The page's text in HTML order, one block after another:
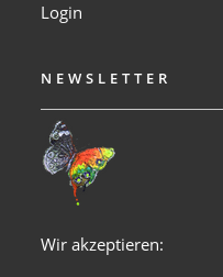
Login
NEWSLETTER
Wir akzeptieren: